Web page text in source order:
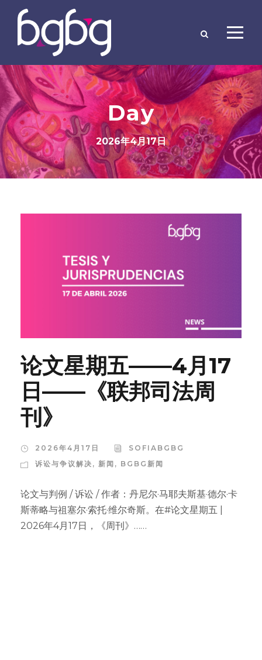
Day
2026年4月17日
论文星期五——4月17
日——《联邦司法周
刊》
2026年4月17日
SOFIABGBG
诉讼与争议解决 , 新闻 , BGBG新闻
论文与判例 / 诉讼 / 作者：丹尼尔·马耶夫斯基·德尔·卡
斯蒂略与祖塞尔·索托·维尔奇斯。在#论文星期五 |
2026年4月17日，《周刊》……